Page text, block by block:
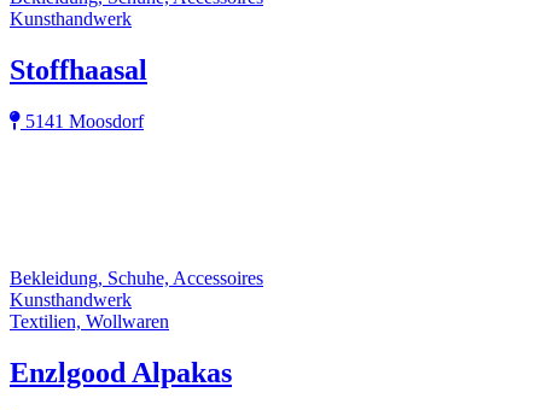
Kunsthandwerk
Stoffhaasal
5141 Moosdorf
Bekleidung, Schuhe, Accessoires
Kunsthandwerk
Textilien, Wollwaren
Enzlgood Alpakas